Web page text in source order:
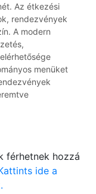
Az étkezési
rendezvények
A modern
menüket
férhetnek hozzá
ide a